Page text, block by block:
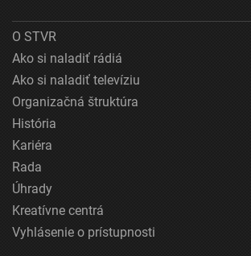
O STVR
Ako si naladiť rádiá
Ako si naladiť televíziu
Organizačná štruktúra
História
Kariéra
Rada
Úhrady
Kreatívne centrá
Vyhlásenie o prístupnosti